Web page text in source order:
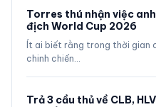
Torres thú nhận việc
địch World Cup 2026
Ít ai biết rằng trong thời gian
chinh chiến…
Trả 3 cầu thủ về CLB,